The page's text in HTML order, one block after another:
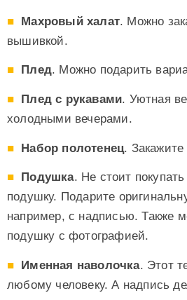
Махровый халат. Можно
вышивкой.
Плед. Можно подарить
Плед с рукавами. Уютная
холодными вечерами.
Набор полотенец.
Подушка. Не стоит
подушку. Подарите
например, с надписью. Также
подушку с фотографией.
Именная наволочка. Этот
любому человеку. А надпись